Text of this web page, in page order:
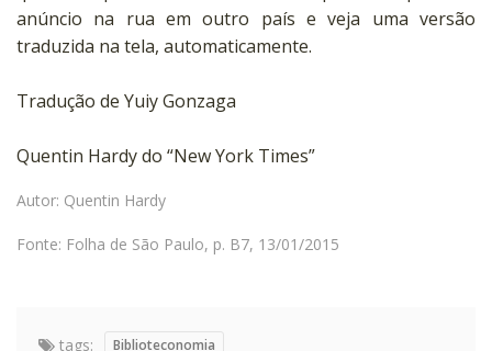
anúncio na rua em outro país e veja uma versão
traduzida na tela, automaticamente.
Tradução de Yuiy Gonzaga
Quentin Hardy do “New York Times”
Autor: Quentin Hardy
Fonte: Folha de São Paulo, p. B7, 13/01/2015
tags: Biblioteconomia